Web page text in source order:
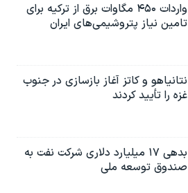
واردات ۴۵۰ مگاوات برق از ترکیه برای
تامین نیاز پتروشیمی‌های ایران
نتانیاهو و کاتز آغاز بازسازی در جنوب
غزه را تأیید کردند
بدهی ۱۷ میلیارد دلاری شرکت نفت به
صندوق توسعه ملی